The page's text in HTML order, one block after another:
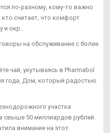
по-разному, кому-то важно
считает, что комфорт
и окр...
на обслуживание с более
чай, укутываясь в Pharmabol
года, Дом, который радостью
участка
свыше 50 миллиардов рублей.
внимание на этот